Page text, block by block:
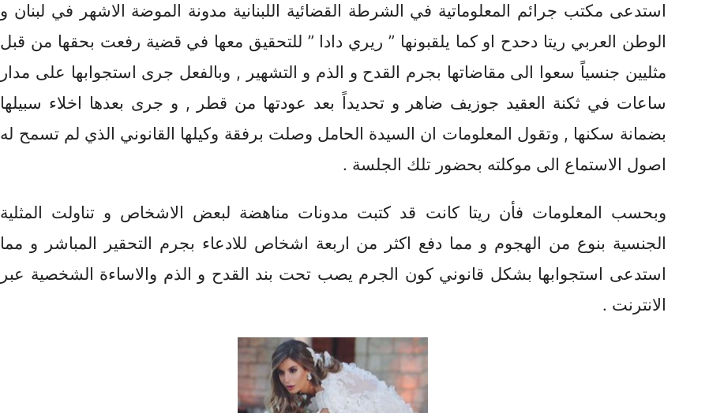
استدعى مكتب جرائم المعلوماتية في الشرطة القضائية اللبنانية مدونة الموضة الاشهر في لبنان و
الوطن العربي ريتا دحدح او كما يلقبونها ” ريري دادا ” للتحقيق معها في قضية رفعت بحقها من قبل
مثليين جنسياً سعوا الى مقاضاتها بجرم القدح و الذم و التشهير , وبالفعل جرى استجوابها على مدار
ساعات في ثكنة العقيد جوزيف ضاهر و تحديداً بعد عودتها من قطر , و جرى بعدها اخلاء سبيلها
بضمانة سكنها , وتقول المعلومات ان السيدة الحامل وصلت برفقة وكيلها القانوني الذي لم تسمح له
اصول الاستماع الى موكلته بحضور تلك الجلسة .
وبحسب المعلومات فأن ريتا كانت قد كتبت مدونات مناهضة لبعض الاشخاص و تناولت المثلية
الجنسية بنوع من الهجوم و مما دفع اكثر من اربعة اشخاص للادعاء بجرم التحقير المباشر و مما
استدعى استجوابها بشكل قانوني كون الجرم يصب تحت بند القدح و الذم والاساءة الشخصية عبر
الانترنت .